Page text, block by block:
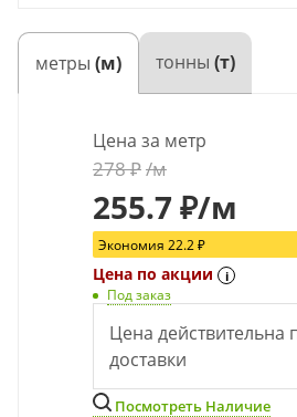
метры (м) тонны (т)
Цена за метр
278₽/м
255.7 ₽/м
Экономия 22.2 ₽
Цена по акции i
Под заказ
Цена действительна
доставки
Посмотреть Наличие